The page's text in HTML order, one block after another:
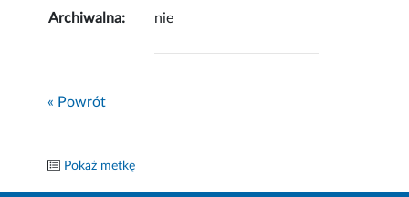
Archiwalna:
nie
« Powrót
Pokaż metkę